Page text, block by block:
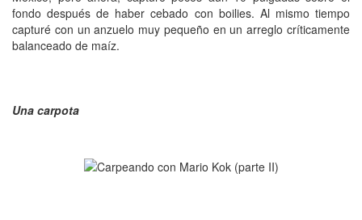
fondo después de haber cebado con boilies. Al mismo tiempo
capturé con un anzuelo muy pequeño en un arreglo críticamente
balanceado de maíz.
Una carpota